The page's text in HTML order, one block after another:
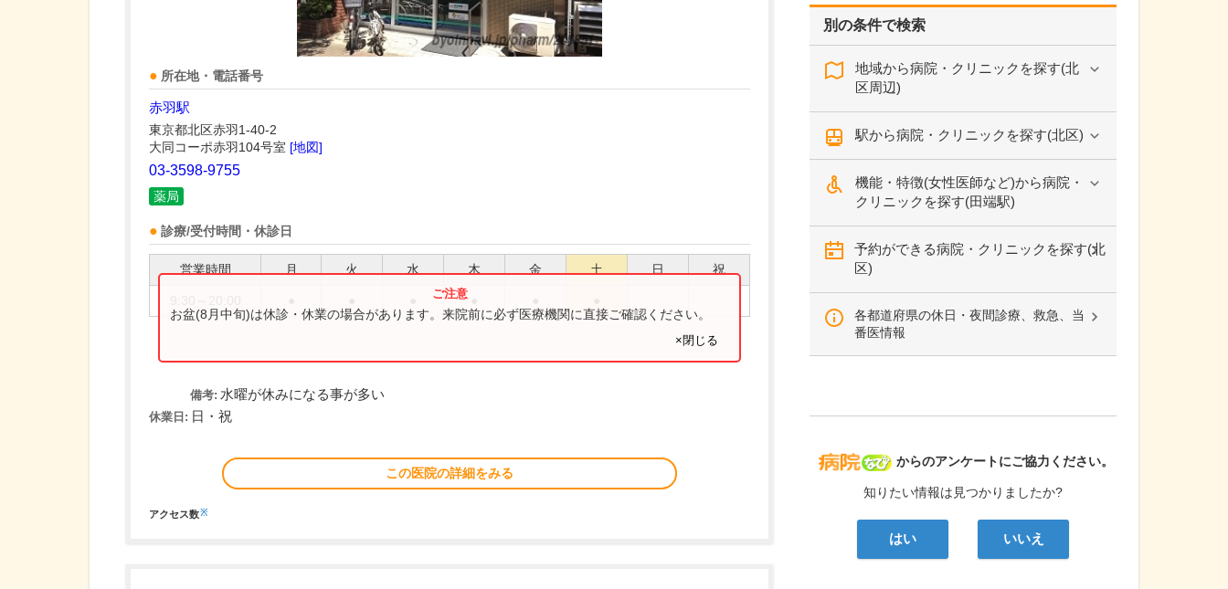
所在地・電話番号
赤羽駅
東京都北区赤羽1-40-2
大同コーポ赤羽104号室 [地図]
03-3598-9755
薬局
診療/受付時間・休診日
営業時間 月 火 水 木 金 土 日 祝
お盆(8月中旬)は休診・休業の場合があります。来院前に必ず医療機関に直接ご確認ください。
×閉じる
備考: 水曜が休みになる事が多い
休業日: 日・祝
この医院の詳細をみる
アクセス数※
別の条件で検索
地域から病院・クリニックを探す(北
区周辺)
駅から病院・クリニックを探す(北区)
機能・特徴(女性医師など)から病院・
クリニックを探す(田端駅)
予約ができる病院・クリニックを探す(北
区)
各都道府県の休日・夜間診療、救急、当
番医情報
病院なび
からのアンケートにご協力ください。
知りたい情報は見つかりましたか?
はい いいえ